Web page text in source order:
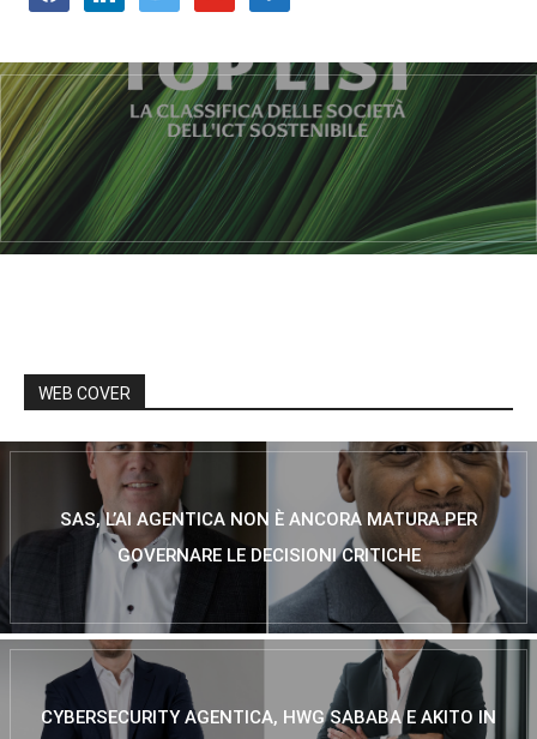
WEB COVER
SAS, L’AI AGENTICA NON È ANCORA MATURA PER
GOVERNARE LE DECISIONI CRITICHE
CYBERSECURITY AGENTICA, HWG SABABA E AKITO IN